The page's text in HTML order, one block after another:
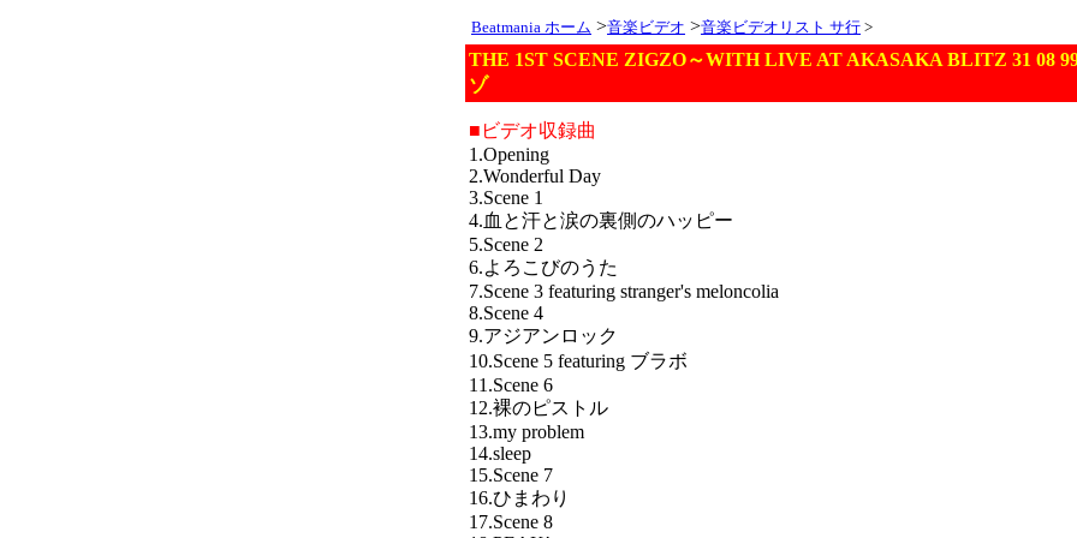
Beatmania ホーム >音楽ビデオ >音楽ビデオリスト サ行 >
THE 1ST SCENE ZIGZO～WITH LIVE AT AKASAKA BLITZ 31 08
ゾ
■ビデオ収録曲
1.Opening
2.Wonderful Day
3.Scene 1
4.血と汗と涙の裏側のハッピー
5.Scene 2
6.よろこびのうた
7.Scene 3 featuring stranger's meloncolia
8.Scene 4
9.アジアンロック
10.Scene 5 featuring ブラボ
11.Scene 6
12.裸のピストル
13.my problem
14.sleep
15.Scene 7
16.ひまわり
17.Scene 8